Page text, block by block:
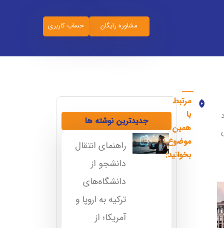
مشاوره رایگان حساب کاربری
معرفی کامل دانشگاه آنکارا بیلیم و شرایط تحصیل
دانشگاه اطلس ترکیه شرایط تحصیل، شهریه، خوابگاه 2026
مرتبط
با
همین
موضوع
بخوانید:
جدیدترین نوشته ها
راهنمای انتقال
دانشجو از
دانشگاه‌های
ترکیه به اروپا و
آمریکا؛ از